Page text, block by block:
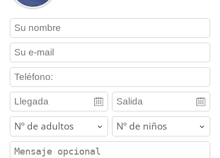
contact_name
contact_email
contact_phone
adults children
contact_message